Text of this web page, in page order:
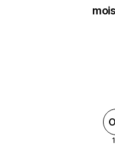
mois